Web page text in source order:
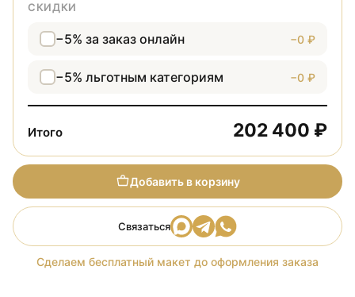
СКИДКИ
−5% за заказ онлайн −0 ₽
−5% льготным категориям −0 ₽
Итого 202 400 ₽
Добавить в корзину
Связаться
Сделаем бесплатный макет до оформления заказа